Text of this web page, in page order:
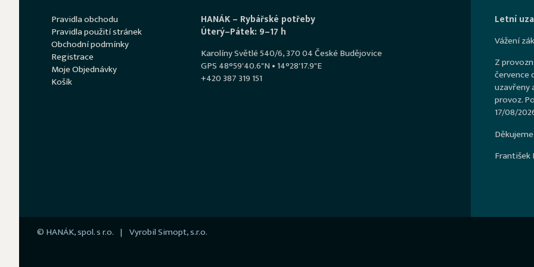
Pravidla obchodu
Pravidla použití stránek
Obchodní podmínky
Registrace
Moje Objednávky
Košík
HANÁK – Rybářské potřeby
Úterý–Pátek: 9–17 h
Karolíny Světlé 540/6, 370 04 České Budějovice
GPS 48°59'40.6"N • 14°28'17.9"E
+420 387 319 151
Letní
Vážení
Z
července
uzavřeny
provoz.
17/08/
František
© HANÁK, spol. s r.o. | VyrobilSimopt, s.r.o.